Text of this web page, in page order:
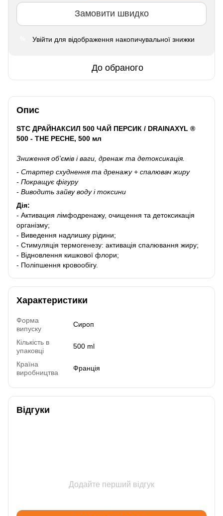
Замовити швидко
Увійти для відображення накопичувальної знижки
До обраного
Опис
STC ДРАЙНАКСИЛ 500 ЧАЙ ПЕРСИК / DRAINAXYL ®
500 - THE PECHE, 500 мл
Зниження об’ємів і ваги, дренаж та детоксикація.
- Cтартер схуднення та дренажу + спалювач жиру
- Покращує фігуру
- Виводить зайву воду і токсини
Дія:
- Активация лімфодренажу, очищення та детоксикація
організму;
- Виведення надлишку рідини;
- Стимуляція термогенезу: активація спалювання жиру;
- Відновлення кишкової флори;
- Поліпшення кровообігу.
Характеристики
Форма
випуску
Сироп
Кількість в
упаковці
500 ml
Країна
виробництва
Франція
Відгуки
Додайте перший відгук